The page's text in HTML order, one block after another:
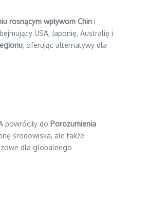
rosnącym wpływom Chin i
USA, Japonię, Australię i
, oferując alternatywy dla
powróciły do Porozumienia
środowiska, ale także
dla globalnego